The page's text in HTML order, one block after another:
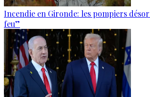
Incendie en Gironde: les pompiers
feu”